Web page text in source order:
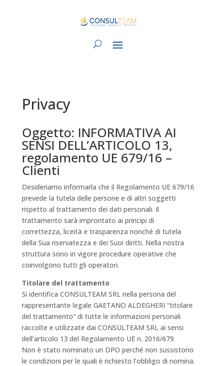
Privacy
Oggetto: INFORMATIVA AI
SENSI DELL’ARTICOLO 13,
regolamento UE 679/16 –
Clienti
Desideriamo informarla che il Regolamento UE 679/16
prevede la tutela delle persone e di altri soggetti
rispetto al trattamento dei dati personali. Il
trattamento sarà improntato ai principi di
correttezza, liceità e trasparenza nonché di tutela
della Sua riservatezza e dei Suoi diritti. Nella nostra
struttura sono in vigore procedure operative che
coinvolgono tutti gli operatori.
Titolare del trattamento
Si identifica CONSULTEAM SRL nella persona del
rappresentante legale GAETANO ALDEGHERI “titolare
del trattamento” di tutte le informazioni personali
raccolte e utilizzate dai CONSULTEAM SRL ai sensi
dell’articolo 13 del Regolamento UE n. 2016/679.
Non è stato nominato un DPO perché non sussistono
le condizioni per le quali è richiesto l’obbligo di nomina.